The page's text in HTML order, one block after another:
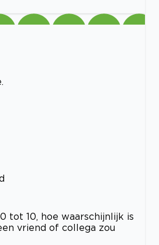
tot 10, hoe waarschijnlijk is
vriend of collega zou